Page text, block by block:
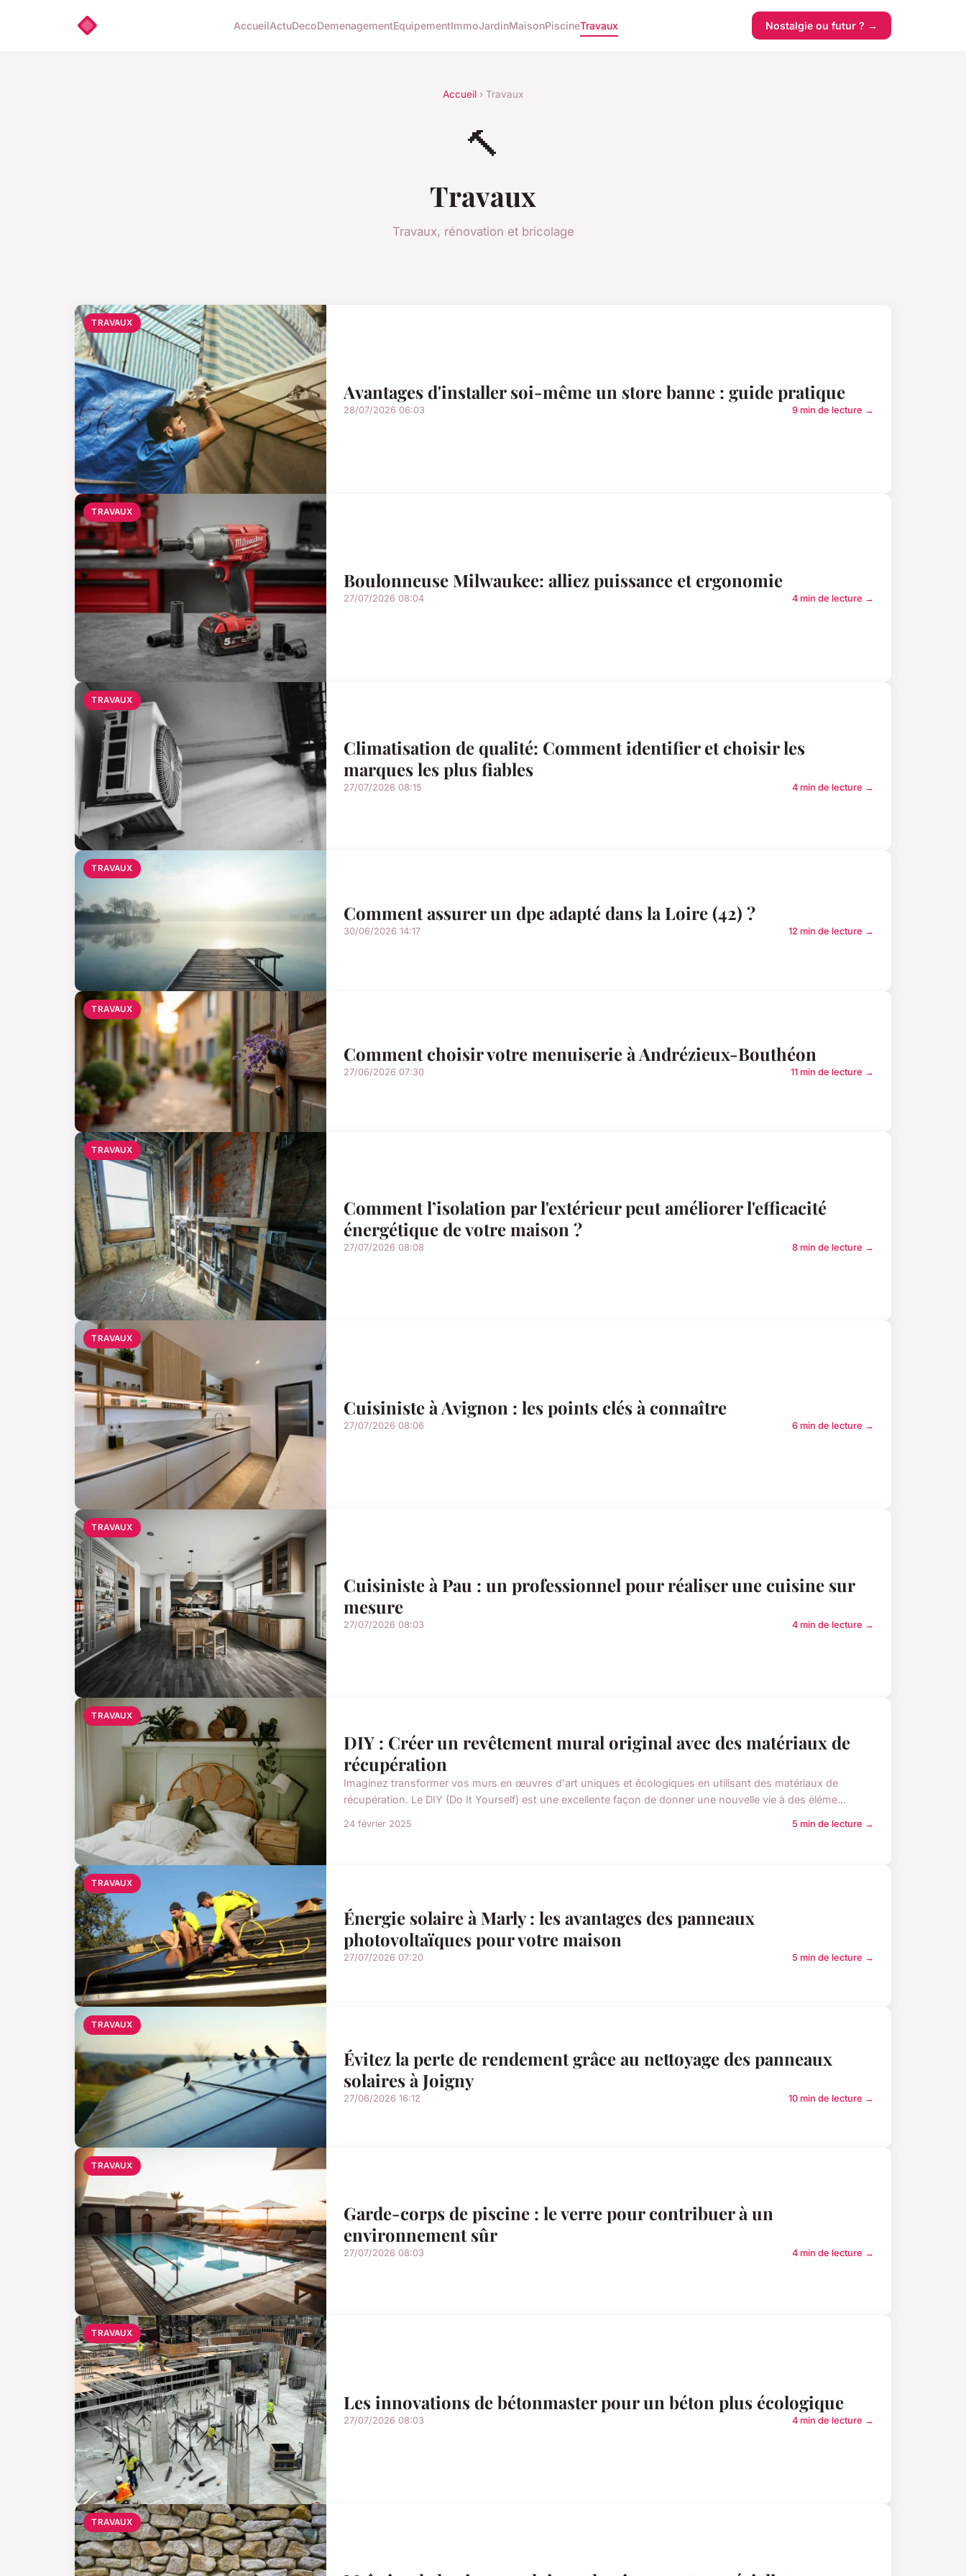
AccueilActuDecoDemenagementEquipementImmoJardinMaisonPiscineTravaux Nostalgie ou futur ? →
Accueil › Travaux
🔨
Travaux
Travaux, rénovation et bricolage
TRAVAUX
Avantages d'installer soi-même un store banne : guide pratique
28/07/2026 06:03 9 min de lecture →
TRAVAUX
Boulonneuse Milwaukee: alliez puissance et ergonomie
27/07/2026 08:04 4 min de lecture →
TRAVAUX
Climatisation de qualité: Comment identifier et choisir les
marques les plus fiables
27/07/2026 08:15 4 min de lecture →
TRAVAUX
Comment assurer un dpe adapté dans la Loire (42) ?
30/06/2026 14:17 12 min de lecture →
TRAVAUX
Comment choisir votre menuiserie à Andrézieux-Bouthéon
27/06/2026 07:30 11 min de lecture →
TRAVAUX
Comment l’isolation par l'extérieur peut améliorer l'efficacité
énergétique de votre maison ?
27/07/2026 08:08 8 min de lecture →
TRAVAUX
Cuisiniste à Avignon : les points clés à connaître
27/07/2026 08:06 6 min de lecture →
TRAVAUX
Cuisiniste à Pau : un professionnel pour réaliser une cuisine sur
mesure
27/07/2026 08:03 4 min de lecture →
TRAVAUX
DIY : Créer un revêtement mural original avec des matériaux de
récupération
Imaginez transformer vos murs en œuvres d'art uniques et écologiques en utilisant des matériaux de
récupération. Le DIY (Do It Yourself) est une excellente façon de donner une nouvelle vie à des éléme...
24 février 2025 5 min de lecture →
TRAVAUX
Énergie solaire à Marly : les avantages des panneaux
photovoltaïques pour votre maison
27/07/2026 07:20 5 min de lecture →
TRAVAUX
Évitez la perte de rendement grâce au nettoyage des panneaux
solaires à Joigny
27/06/2026 16:12 10 min de lecture →
TRAVAUX
Garde-corps de piscine : le verre pour contribuer à un
environnement sûr
27/07/2026 08:03 4 min de lecture →
TRAVAUX
Les innovations de bétonmaster pour un béton plus écologique
27/07/2026 08:03 4 min de lecture →
TRAVAUX